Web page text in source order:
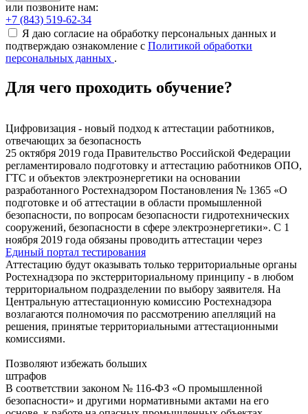
или позвоните нам:
+7 (843) 519-62-34
Я даю согласие на обработку персональных данных и
подтверждаю ознакомление с Политикой обработки
персональных данных .
Для чего проходить обучение?
Цифровизация - новый подход к аттестации работников,
отвечающих за безопасность
25 октября 2019 года Правительство Российской Федерации
регламентировало подготовку и аттестацию работников ОПО,
ГТС и объектов электроэнергетики на основании
разработанного Ростехнадзором Постановления № 1365 «О
подготовке и об аттестации в области промышленной
безопасности, по вопросам безопасности гидротехнических
сооружений, безопасности в сфере электроэнергетики». С 1
ноября 2019 года обязаны проводить аттестации через
Единый портал тестирования
Аттестацию будут оказывать только территориальные органы
Ростехнадзора по экстерриториальному принципу - в любом
территориальном подразделении по выбору заявителя. На
Центральную аттестационную комиссию Ростехнадзора
возлагаются полномочия по рассмотрению апелляций на
решения, принятые территориальными аттестационными
комиссиями.
Позволяют избежать больших
штрафов
В соответствии законом № 116-ФЗ «О промышленной
безопасности» и другими нормативными актами на его